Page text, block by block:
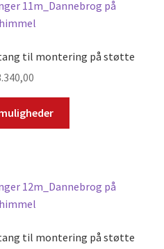
til montering på støtte
til montering på støtte